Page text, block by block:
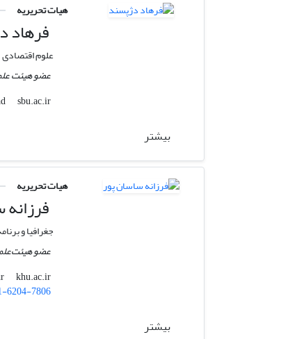
هیات تحریریه
فرهاد
علوم اقتصادی
عضو هیئت
sbu.ac.ir
بیشتر
هیات تحریریه
جغرافیا و
عضو
khu.ac.ir
6204-7806
بیشتر